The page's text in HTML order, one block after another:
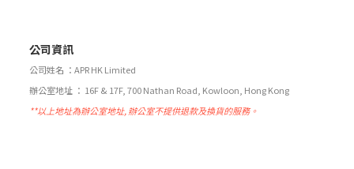
公司資訊
公司姓名 ：APR HK Limited
辦公室地址 ： 16F & 17F, 700 Nathan Road, Kowloon, Hong Kong
**以上地址為辦公室地址, 辦公室不提供退款及換貨的服務。